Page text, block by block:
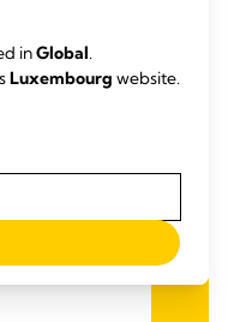
inGlobal.
Luxembourg website.